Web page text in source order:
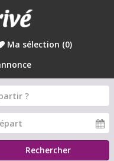
Ma sélection (0)
Rechercher